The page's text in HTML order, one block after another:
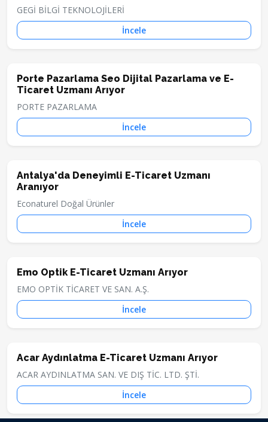
GEGİ BİLGİ TEKNOLOJİLERİ
İncele
Porte Pazarlama Seo Dijital Pazarlama ve E-
Ticaret Uzmanı Arıyor
PORTE PAZARLAMA
İncele
Antalya'da Deneyimli E-Ticaret Uzmanı
Aranıyor
Econaturel Doğal Ürünler
İncele
Emo Optik E-Ticaret Uzmanı Arıyor
EMO OPTİK TİCARET VE SAN. A.Ş.
İncele
Acar Aydınlatma E-Ticaret Uzmanı Arıyor
ACAR AYDINLATMA SAN. VE DIŞ TİC. LTD. ŞTİ.
İncele